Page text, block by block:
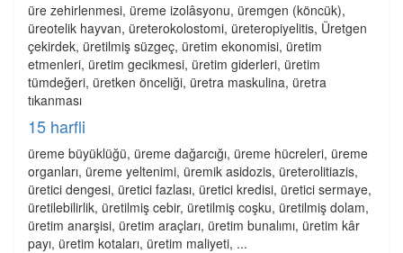
üre zehirlenmesi, üreme izolâsyonu, üremgen (köncük),
üreotelik hayvan, üreterokolostomi, üreteropiyelitis, Üretgen
çekirdek, üretilmiş süzgeç, üretim ekonomisi, üretim
etmenleri, üretim gecikmesi, üretim giderleri, üretim
tümdeğeri, üretken önceliği, üretra maskulina, üretra
tıkanması
15 harfli
üreme büyüklüğü, üreme dağarcığı, üreme hücreleri, üreme
organları, üreme yeltenimi, üremik asidozis, üreterolitiazis,
üretici dengesi, üretici fazlası, üretici kredisi, üretici sermaye,
üretilebilirlik, üretilmiş cebir, üretilmiş coşku, üretilmiş dolam,
üretim anarşisi, üretim araçları, üretim bunalımı, üretim kâr
payı, üretim kotaları, üretim maliyeti, ...